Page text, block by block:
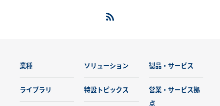
業種 ソリューション 製品・サービス
ライブラリ 特設トピックス
営業・サービス拠
点